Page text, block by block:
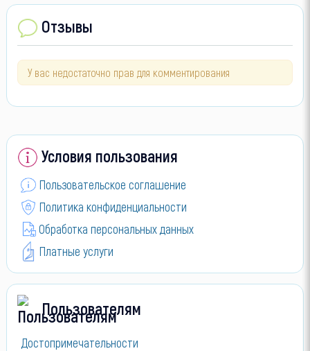
Отзывы
У вас недостаточно прав для комментирования
Условия пользования
Пользовательское соглашение
Политика конфиденциальности
Обработка персональных данных
Платные услуги
Пользователям
Достопримечательности